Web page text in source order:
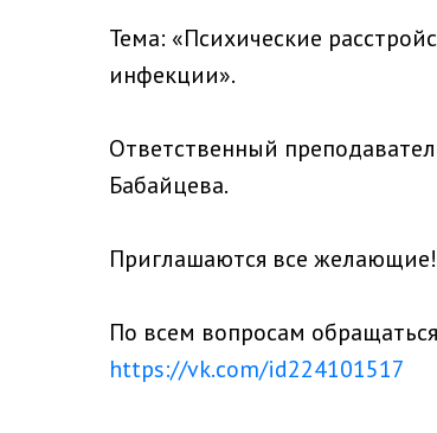
Тема: «Психические
инфекции».
Ответственный
Бабайцева.
Приглашаются все желающие!
По всем вопросам
https://vk.com/id224101517